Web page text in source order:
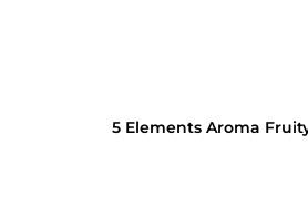
5 Elements Aroma